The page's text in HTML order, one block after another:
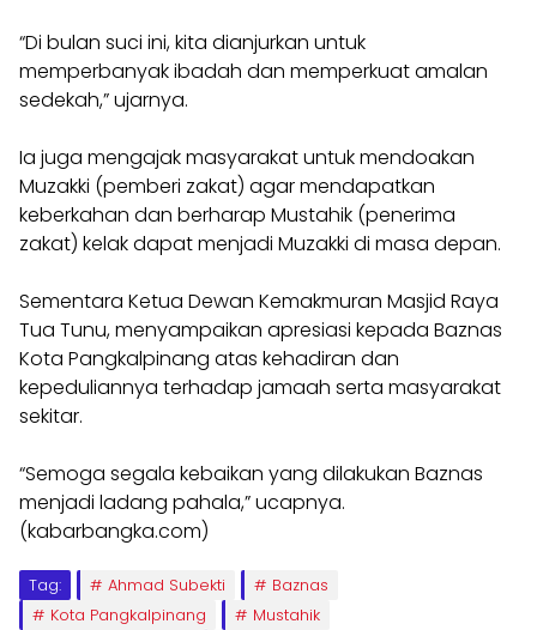
“Di bulan suci ini, kita dianjurkan untuk
memperbanyak ibadah dan memperkuat amalan
sedekah,” ujarnya.
Ia juga mengajak masyarakat untuk mendoakan
Muzakki (pemberi zakat) agar mendapatkan
keberkahan dan berharap Mustahik (penerima
zakat) kelak dapat menjadi Muzakki di masa depan.
Sementara Ketua Dewan Kemakmuran Masjid Raya
Tua Tunu, menyampaikan apresiasi kepada Baznas
Kota Pangkalpinang atas kehadiran dan
kepeduliannya terhadap jamaah serta masyarakat
sekitar.
“Semoga segala kebaikan yang dilakukan Baznas
menjadi ladang pahala,” ucapnya.
(kabarbangka.com)
Tag: Ahmad Subekti
Baznas
Kota Pangkalpinang
Mustahik